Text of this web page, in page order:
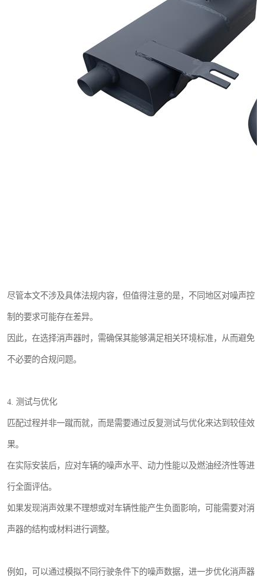
尽管本文不涉及具体法规内容，但值得注意的是，不同地区对噪声控
制的要求可能存在差异。
因此，在选择消声器时，需确保其能够满足相关环境标准，从而避免
不必要的合规问题。
4. 测试与优化
匹配过程并非一蹴而就，而是需要通过反复测试与优化来达到较佳效
果。
在实际安装后，应对车辆的噪声水平、动力性能以及燃油经济性等进
行全面评估。
如果发现消声效果不理想或对车辆性能产生负面影响，可能需要对消
声器的结构或材料进行调整。
例如，可以通过模拟不同行驶条件下的噪声数据，进一步优化消声器